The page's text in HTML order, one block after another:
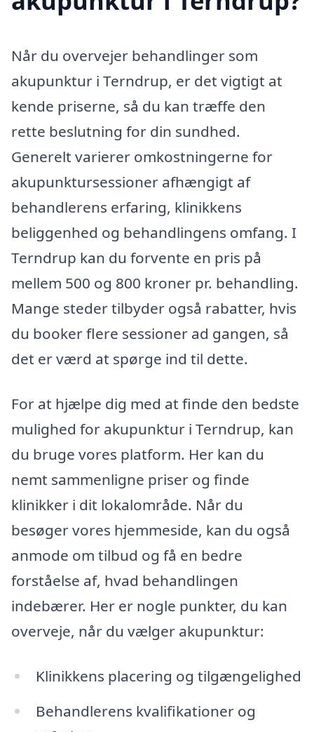
Når du overvejer behandlinger som
akupunktur i Terndrup, er det vigtigt at
kende priserne, så du kan træffe den
rette beslutning for din sundhed.
Generelt varierer omkostningerne for
akupunktursessioner afhængigt af
behandlerens erfaring, klinikkens
beliggenhed og behandlingens omfang. I
Terndrup kan du forvente en pris på
mellem 500 og 800 kroner pr. behandling.
Mange steder tilbyder også rabatter, hvis
du booker flere sessioner ad gangen, så
det er værd at spørge ind til dette.
For at hjælpe dig med at finde den bedste
mulighed for akupunktur i Terndrup, kan
du bruge vores platform. Her kan du
nemt sammenligne priser og finde
klinikker i dit lokalområde. Når du
besøger vores hjemmeside, kan du også
anmode om tilbud og få en bedre
forståelse af, hvad behandlingen
indebærer. Her er nogle punkter, du kan
overveje, når du vælger akupunktur:
Klinikkens placering og tilgængelighed
Behandlerens kvalifikationer og